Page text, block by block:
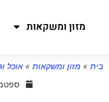
מזון ומשקאות
בית » מזון ומשקאות »אוכל
ספטמבר